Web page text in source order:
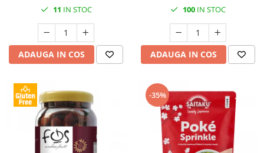
11 IN STOC
ADAUGA IN COS
100 IN STOC
ADAUGA IN COS
-35%